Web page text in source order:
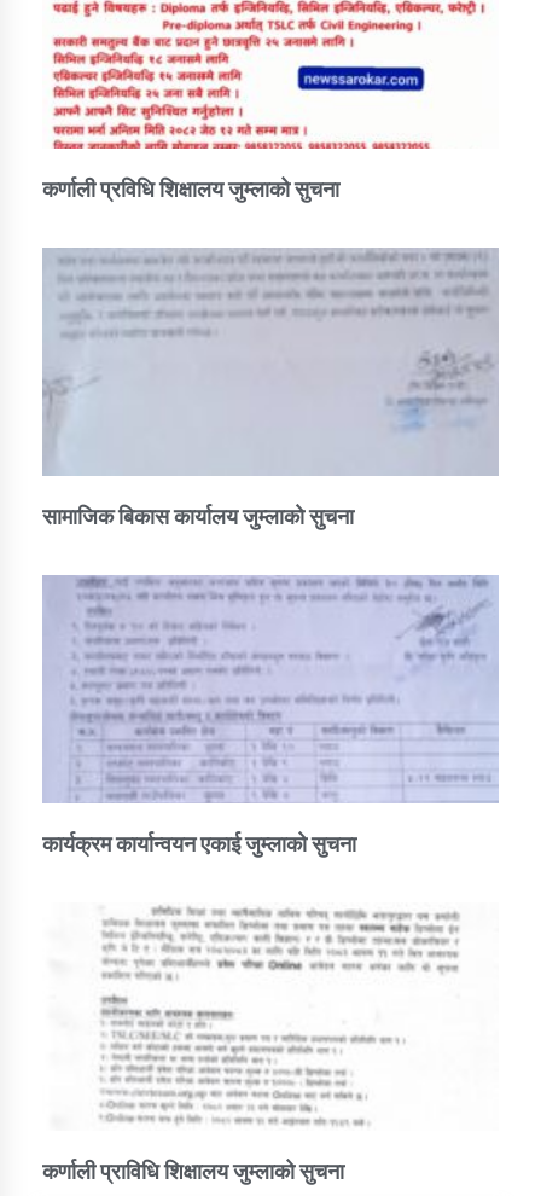
कर्णाली प्रविधि शिक्षालय जुम्लाको सुचना
सामाजिक बिकास कार्यालय जुम्लाकाे सुचना
कार्यक्रम कार्यान्वयन एकाई जुम्लाको सुचना
कर्णाली प्राविधि शिक्षालय जुम्लाको सुचना